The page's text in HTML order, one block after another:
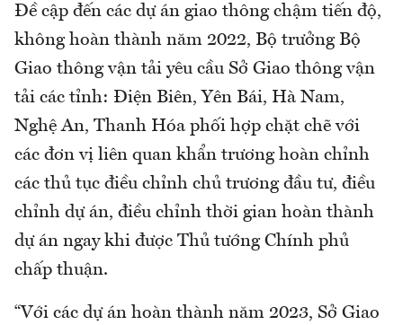
Đề cập đến các dự án giao thông chậm tiến độ,
không hoàn thành năm 2022, Bộ trưởng Bộ
Giao thông vận tải yêu cầu Sở Giao thông vận
tải các tỉnh: Điện Biên, Yên Bái, Hà Nam,
Nghệ An, Thanh Hóa phối hợp chặt chẽ với
các đơn vị liên quan khẩn trương hoàn chỉnh
các thủ tục điều chỉnh chủ trương đầu tư, điều
chỉnh dự án, điều chỉnh thời gian hoàn thành
dự án ngay khi được Thủ tướng Chính phủ
chấp thuận.
“Với các dự án hoàn thành năm 2023, Sở Giao